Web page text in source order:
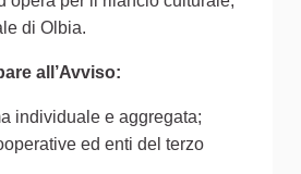
di Olbia.
all’Avviso:
individuale e aggregata;
ed enti del terzo